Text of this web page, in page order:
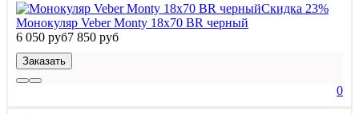
Скидка 23%
Монокуляр Veber Monty 18x70 BR черный
6 050 руб7 850 руб
Заказать
0